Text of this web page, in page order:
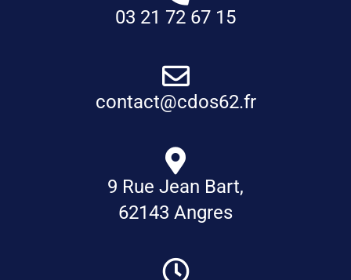
03 21 72 67 15
contact@cdos62.fr
9 Rue Jean Bart,
62143 Angres